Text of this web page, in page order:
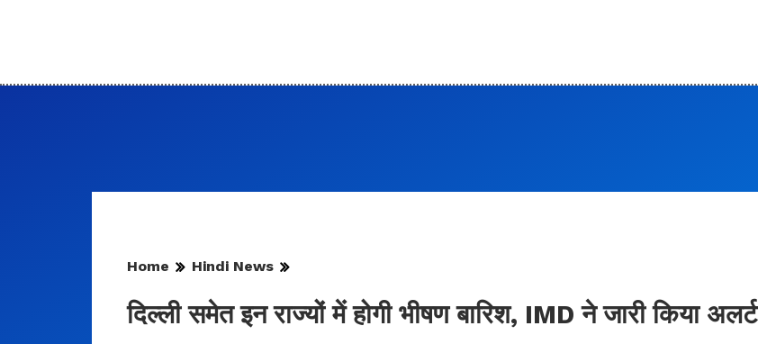
Home Hindi News
दिल्ली समेत इन राज्यों में होगी भीषण बारिश, IMD ने जारी किया अलर्ट